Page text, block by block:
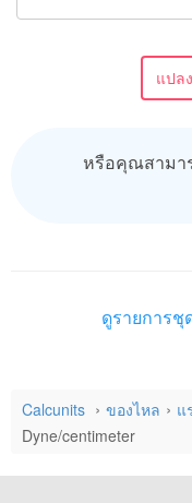
หรือคุณสามา
ดูรายการชุ
Calcunits ของไหล แ
Dyne/centimeter